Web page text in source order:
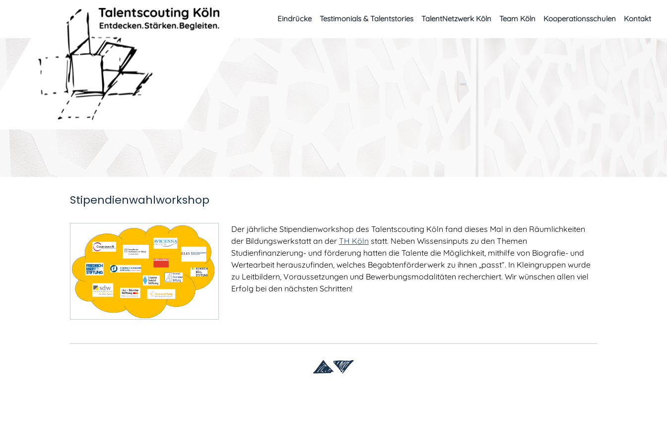
Eindrücke
Kooperationsschulen
Eindrücke Testimonials & Talentstories TalentNetzwerk Köln Team Köln Kooperationsschulen Kontakt
Stipendienwahlworkshop
Der jährliche Stipendienworkshop des Talentscouting Köln fand dieses Mal in den Räumlichkeiten
der Bildungswerkstatt an der TH Köln statt. Neben Wissensinputs zu den Themen
Studienfinanzierung- und förderung hatten die Talente die Möglichkeit, mithilfe von Biografie- und
Wertearbeit herauszufinden, welches Begabtenförderwerk zu ihnen „passt“. In Kleingruppen wurde
zu Leitbildern, Voraussetzungen und Bewerbungsmodalitäten recherchiert. Wir wünschen allen viel
Erfolg bei den nächsten Schritten!